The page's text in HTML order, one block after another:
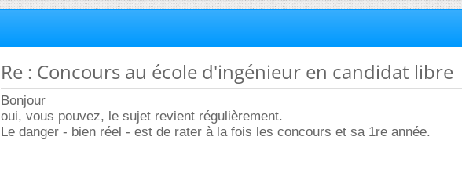
Re : Concours au école d'ingénieur en candidat libre
Bonjour
oui, vous pouvez, le sujet revient régulièrement.
Le danger - bien réel - est de rater à la fois les concours et sa 1re année.